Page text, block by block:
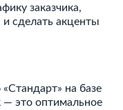
заказчика,
сделать акценты
на базе
— это оптимальное